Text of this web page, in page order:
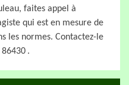
faites appel à
qui est en mesure de
les normes. Contactez-le
.